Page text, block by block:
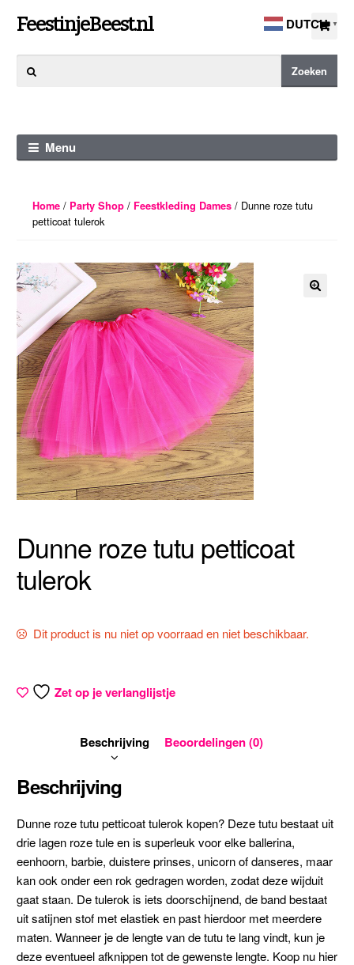
Ga
naar
navigatie
Ga
naar
de
FeestinjeBeest.nl
naar:
Zoeken
Menu
Home/ Party Shop/ Feestkleding Dames/ Dunne roze tutu
petticoat tulerok
Dunne roze tutu petticoat
tulerok
Dit product is nu niet op voorraad en niet beschikbaar.
Zet op je verlanglijstje
Beschrijving Beoordelingen (0)
Beschrijving
Dunne roze tutu petticoat tulerok kopen? Deze tutu bestaat uit
drie lagen roze tule en is superleuk voor elke ballerina,
eenhoorn, barbie, duistere prinses, unicorn of danseres, maar
kan ook onder een rok gedragen worden, zodat deze wijduit
gaat staan. De tulerok is iets doorschijnend, de band bestaat
uit satijnen stof met elastiek en past hierdoor met meerdere
maten. Wanneer je de lengte van de tutu te lang vindt, kun je
deze eventueel afknippen tot de gewenste lengte. Koop nu hier
DUTCH ▼